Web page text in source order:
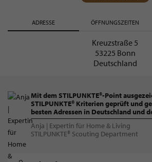
ADRESSE ÖFFNUNGSZEITEN
Kreuzstraße 5
53225 Bonn
Deutschland
Mit dem STILPUNKTE®-Point
STILPUNKTE® Kriterien geprüft und
besten Adressen in Deutschland und
Anja | Expertin für Home & Living
STILPUNKTE® Scouting Department